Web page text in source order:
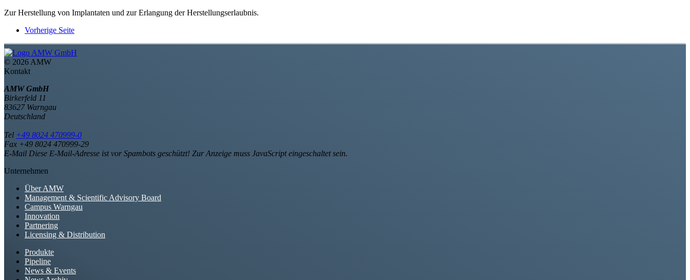
Zur Herstellung von Implantaten und zur Erlangung der Herstellungserlaubnis.
Vorherige Seite
© 2026 AMW
Kontakt
AMW GmbH
Birkerfeld 11
83627 Warngau
Deutschland
Tel +49 8024 470999-0
Fax +49 8024 470999-29
E-Mail Diese E-Mail-Adresse ist vor Spambots geschützt! Zur Anzeige muss JavaScript eingeschaltet sein.
Unternehmen
Über AMW
Management & Scientific Advisory Board
Campus Warngau
Innovation
Partnering
Licensing & Distribution
Produkte
Pipeline
News & Events